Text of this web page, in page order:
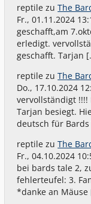
reptile zuThe
Fr., 01.11.2024
geschafft,am
erledigt.
geschafft. Tarjan
reptile zuThe
Do., 17.10.2024
vervollständigt !!!!
Tarjan besiegt.
deutsch für
reptile zuThe
Fr., 04.10.2024
bei bards tale 2,
fehlerteufel: 3.
*danke an